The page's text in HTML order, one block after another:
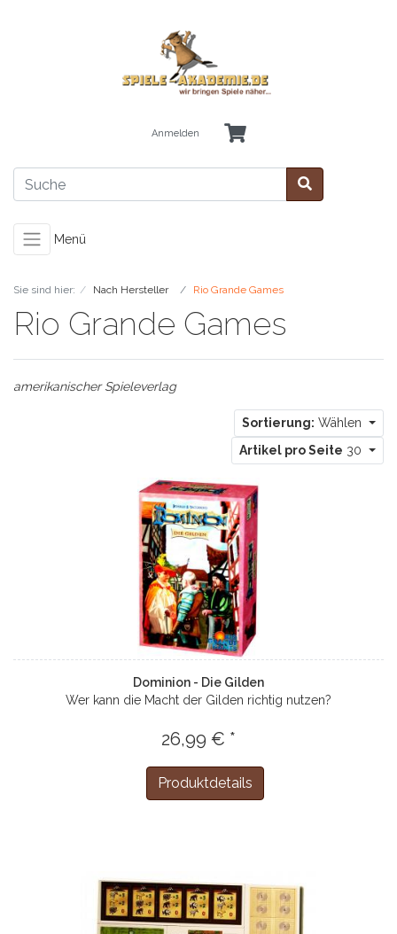
Anmelden
Menü
Sie sind hier: Nach Hersteller Rio Grande Games
Rio Grande Games
amerikanischer Spieleverlag
Sortierung: Wählen
Artikel pro Seite 30
Dominion - Die Gilden
Wer kann die Macht der Gilden richtig nutzen?
26,99 € *
Produktdetails